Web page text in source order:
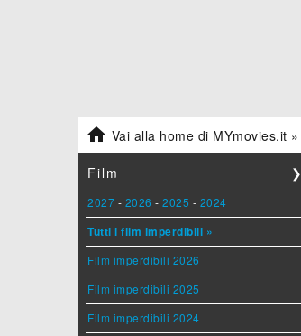
 Vai alla home di MYmovies.it »
Film ❯
2027 - 2026 - 2025 - 2024
Tutti i film imperdibili »
Film imperdibili 2026
Film imperdibili 2025
Film imperdibili 2024